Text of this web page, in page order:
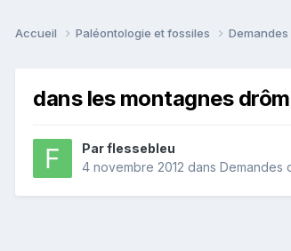
Accueil Paléontologie et fossiles
dans les montagnes
Parflessebleu
4 novembre 2012 dans Demandes